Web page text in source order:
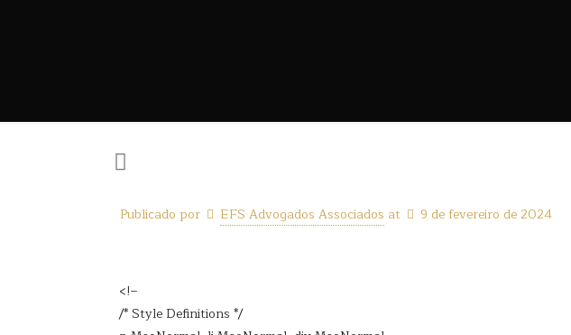
Publicado por EFS Advogados Associados at 9 de fevereiro de 2024
<!–
/* Style Definitions */